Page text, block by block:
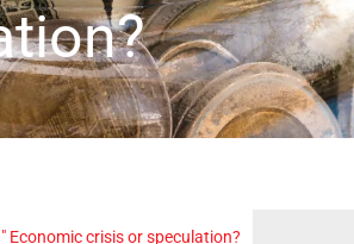
" Economic crisis or speculation?